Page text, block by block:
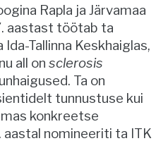
Rapla ja Järvamaa
aastast töötab ta
Tallinna Keskhaiglas,
all on sclerosis
Ta on
tunnustuse kui
konkreetse
nomineeriti ta ITK